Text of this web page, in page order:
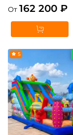
От 162 200 ₽
5